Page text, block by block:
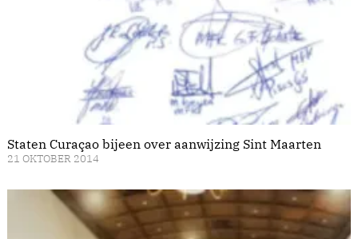
Staten Curaçao bijeen over aanwijzing Sint Maarten
21 OKTOBER 2014